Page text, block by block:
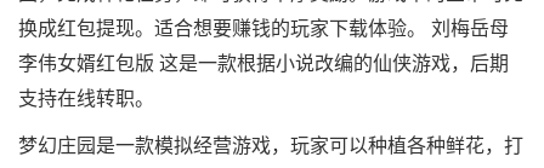
换成红包提现。适合想要赚钱的玩家下载体验。 刘梅岳母
李伟女婿红包版 这是一款根据小说改编的仙侠游戏，后期
支持在线转职。
梦幻庄园是一款模拟经营游戏，玩家可以种植各种鲜花，打